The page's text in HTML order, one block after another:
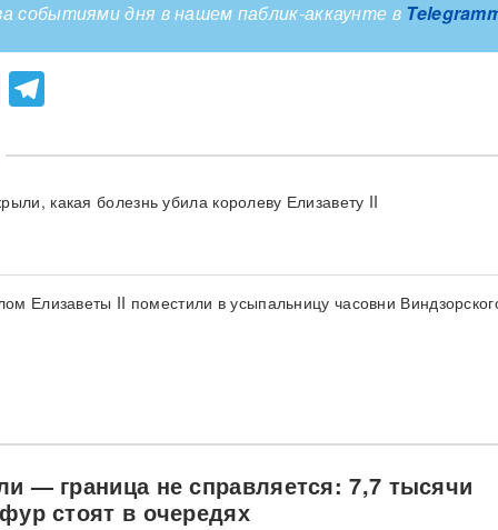
событиями дня в нашем паблик-аккаунте в
Viber
какая болезнь убила королеву Елизавету II
Елизаветы II поместили в усыпальницу часовни
— граница не справляется: 7,7 тысячи
стоят в очередях